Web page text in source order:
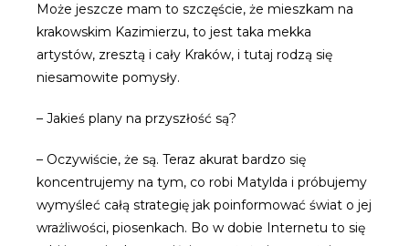
Może jeszcze mam to szczęście, że mieszkam na
krakowskim Kazimierzu, to jest taka mekka
artystów, zresztą i cały Kraków, i tutaj rodzą się
niesamowite pomysły.
– Jakieś plany na przyszłość są?
– Oczywiście, że są. Teraz akurat bardzo się
koncentrujemy na tym, co robi Matylda i próbujemy
wymyśleć całą strategię jak poinformować świat o jej
wrażliwości, piosenkach. Bo w dobie Internetu to się